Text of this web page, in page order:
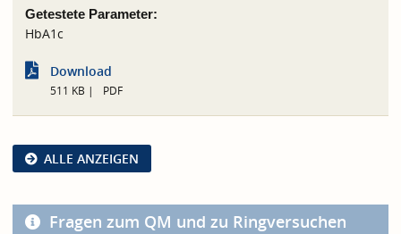
Getestete Parameter:
HbA1c
Download
511 KB PDF
ALLE ANZEIGEN
Fragen zum QM und zu Ringversuchen